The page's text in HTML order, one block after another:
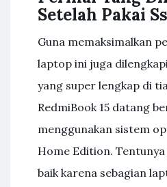
Setelah Pakai
Guna memaksimalkan
laptop ini juga
yang super lengkap di
RedmiBook 15 datang
menggunakan sistem
Home Edition.
baik karena sebagian